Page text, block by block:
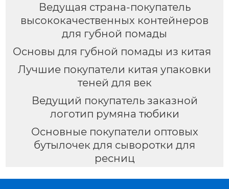
Ведущая страна-покупатель
высококачественных контейнеров
для губной помады
Основы для губной помады из китая
Лучшие покупатели китая упаковки
теней для век
Ведущий покупатель заказной
логотип румяна тюбики
Основные покупатели оптовых
бутылочек для сыворотки для
ресниц